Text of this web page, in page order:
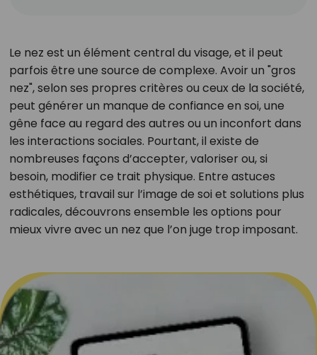
Le nez est un élément central du visage, et il peut
parfois être une source de complexe. Avoir un "gros
nez", selon ses propres critères ou ceux de la société,
peut générer un manque de confiance en soi, une
gêne face au regard des autres ou un inconfort dans
les interactions sociales. Pourtant, il existe de
nombreuses façons d’accepter, valoriser ou, si
besoin, modifier ce trait physique. Entre astuces
esthétiques, travail sur l’image de soi et solutions plus
radicales, découvrons ensemble les options pour
mieux vivre avec un nez que l’on juge trop imposant.